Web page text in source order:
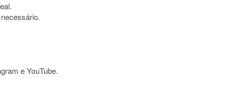
e YouTube.